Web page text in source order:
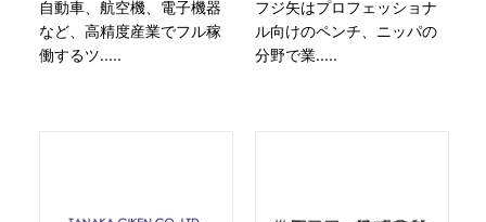
自動車、航空機、電子機器
など、高精度産業でフル稼
働するツ.....
フジ矢はプロフェッショナ
ル向けのペンチ、ニッパの
分野で業.....